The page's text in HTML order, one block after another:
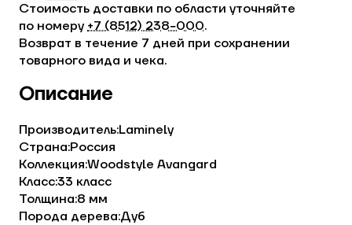
Стоимость доставки по области уточняйте
по номеру +7 (8512) 238−000.
Возврат в течение 7 дней при сохранении
товарного вида и чека.
Описание
Производитель:Laminely
Страна:Россия
Коллекция:Woodstyle Avangard
Класс:33 класс
Толщина:8 мм
Порода дерева:Дуб